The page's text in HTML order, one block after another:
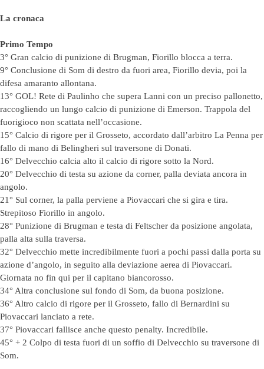
La cronaca
Primo Tempo
3° Gran calcio di punizione di Brugman, Fiorillo blocca a terra.
9° Conclusione di Som di destro da fuori area, Fiorillo devia, poi la
difesa amaranto allontana.
13° GOL! Rete di Paulinho che supera Lanni con un preciso pallonetto,
raccogliendo un lungo calcio di punizione di Emerson. Trappola del
fuorigioco non scattata nell’occasione.
15° Calcio di rigore per il Grosseto, accordato dall’arbitro La Penna per
fallo di mano di Belingheri sul traversone di Donati.
16° Delvecchio calcia alto il calcio di rigore sotto la Nord.
20° Delvecchio di testa su azione da corner, palla deviata ancora in
angolo.
21° Sul corner, la palla perviene a Piovaccari che si gira e tira.
Strepitoso Fiorillo in angolo.
28° Punizione di Brugman e testa di Feltscher da posizione angolata,
palla alta sulla traversa.
32° Delvecchio mette incredibilmente fuori a pochi passi dalla porta su
azione d’angolo, in seguito alla deviazione aerea di Piovaccari.
Giornata no fin qui per il capitano biancorosso.
34° Altra conclusione sul fondo di Som, da buona posizione.
36° Altro calcio di rigore per il Grosseto, fallo di Bernardini su
Piovaccari lanciato a rete.
37° Piovaccari fallisce anche questo penalty. Incredibile.
45° + 2 Colpo di testa fuori di un soffio di Delvecchio su traversone di
Som.